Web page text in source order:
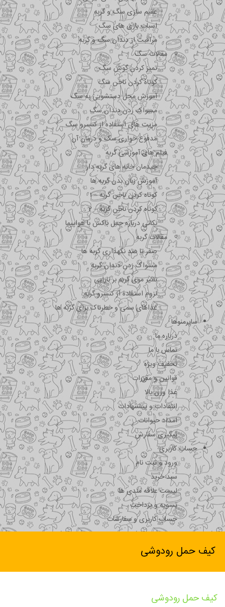
عقیم سازی سگ و گربه
اسباب بازی های سگ
مراقبت از دندان سگ و گربه
مقالات سگ
تمیز کردن گوش سگ
کوتاه کردن ناخن سگ
آموزش محل دستشویی به سگ
مسواک زدن دندان سگ
مزیت های استفاده از کنسرو سگ
مدفوع خواری سگ و درمان آن
فیلم های آموزشی گربه
چیدمان خانه های گربه دار
آموزش زبان بدن گربه ها
کوتاه کردن ناخن گربه – 1
کوتاه کردن ناخن گربه – 2
نکاتی درباره جمل باکس با هواپیما
مقالات گربه
صفر تا صد نگهداری گربه ها
مسواک زدن دندان گربه
تاثیر موی گربه بر نازایی
لزوم استفاده از کنسرو گربه
غذاهای سمی و خطرناک برای گربه ها
سایرمنوها
درباره ما
تماس با ما
تخفیف ویژه
قوانین و مقررات
غذا وزن بالا
انتقادات و پیشنهادات
امداد حیوانات
پیگیری سفارش
حساب کاربری
ورود و ثبت نام
سبد خرید
لیست علاقه مندی ها
تسویه و پرداخت
حساب کاربری و سفارشات
کیف حمل رودوشی
کیف حمل رودوشی